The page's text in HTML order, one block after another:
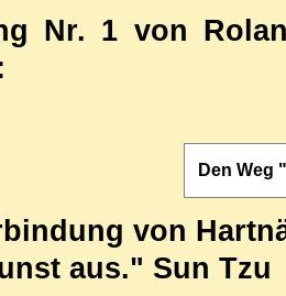
Nr. 1 von
Den Weg
von
aus." Sun Tzu